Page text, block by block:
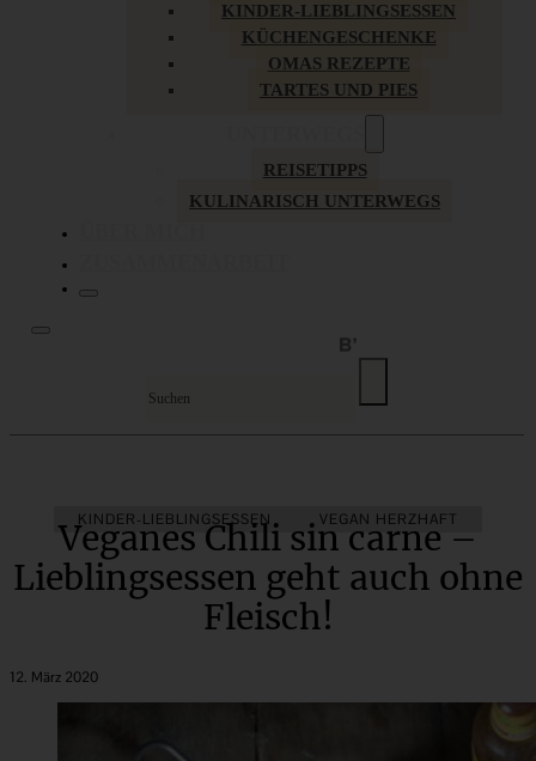
KINDER-LIEBLINGSESSEN
KÜCHENGESCHENKE
OMAS REZEPTE
TARTES UND PIES
REISETIPPS
KULINARISCH UNTERWEGS
KINDER-LIEBLINGSESSEN VEGAN HERZHAFT
Veganes Chili sin carne –
Lieblingsessen geht auch ohne
Fleisch!
12. März 2020